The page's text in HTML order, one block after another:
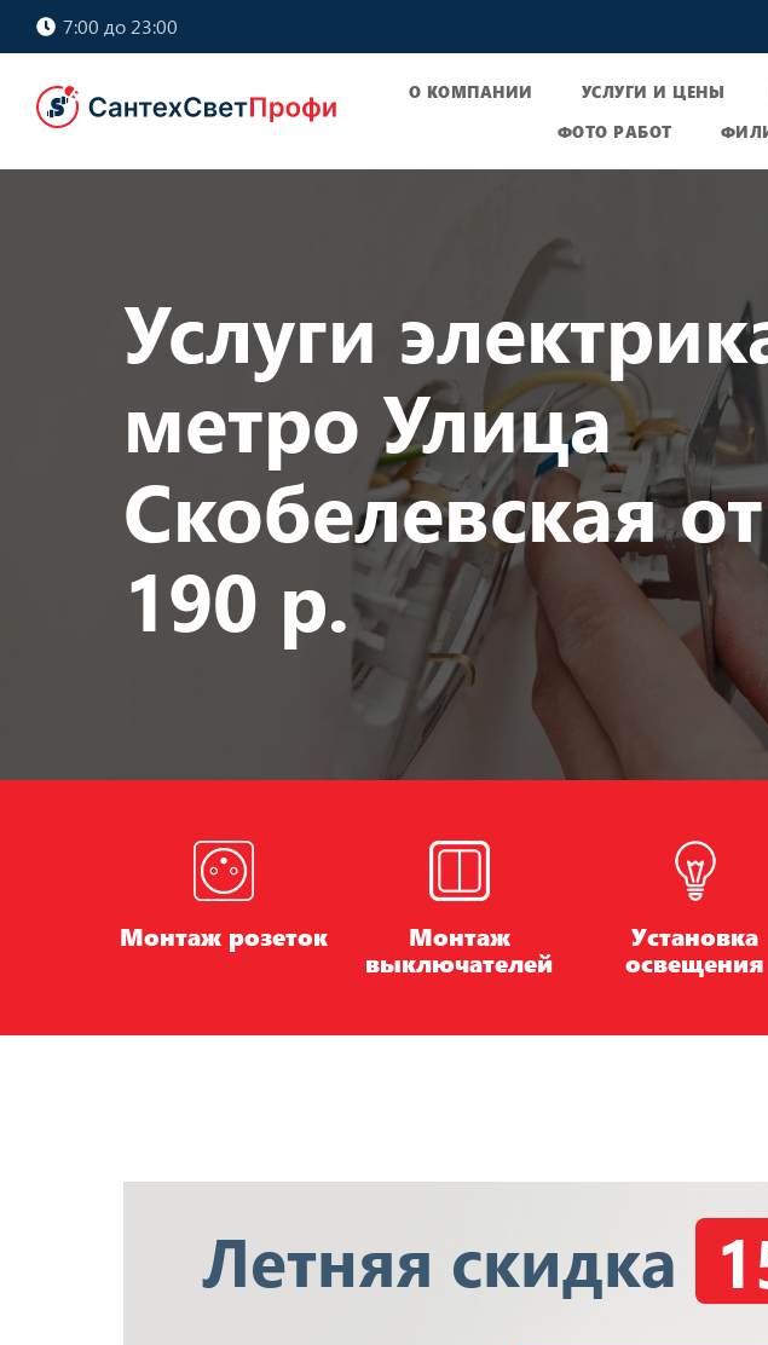
7:00 до 23:00
О КОМПАНИИ УСЛУГИ И ЦЕНЫ
ФОТО РАБОТ
Услуги
метро Улица
Скобелевская от
190 р.
Монтаж розеток Монтаж
выключателей
Установка
освещения
Летняя скидка